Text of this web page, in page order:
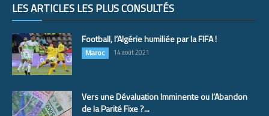
LES ARTICLES LES PLUS CONSULTÉS
Football, l’Algérie humiliée par la FIFA !
Maroc 14 août 2021
Vers une Dévaluation Imminente ou l’Abandon
de la Parité Fixe ?...